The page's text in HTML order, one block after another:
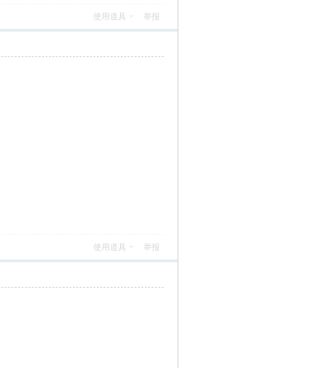
使用道具 举报
使用道具 举报